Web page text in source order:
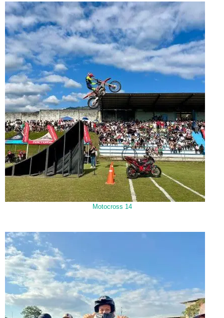
Motocross 14